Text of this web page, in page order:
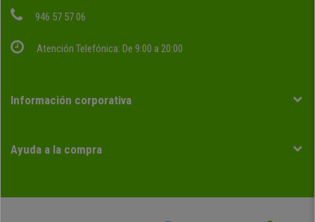
946 57 57 06
Atención Telefónica: De 9:00 a 20:00
Información corporativa
Ayuda a la compra